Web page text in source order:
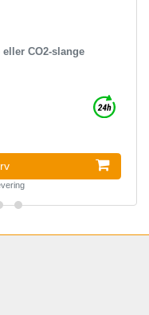
CO2-slange